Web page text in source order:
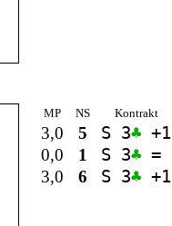
MP NS Kontrakt
3,0 5 S 3♣ +1
0,0
1 S 3♣ =
3,0
6 S 3♣ +1